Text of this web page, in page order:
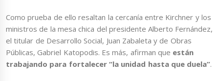
Como prueba de ello resaltan la cercanía entre Kirchner y los
ministros de la mesa chica del presidente Alberto Fernández,
el titular de Desarrollo Social, Juan Zabaleta y de Obras
Públicas, Gabriel Katopodis. Es más, afirman que están
trabajando para fortalecer “la unidad hasta que duela”.